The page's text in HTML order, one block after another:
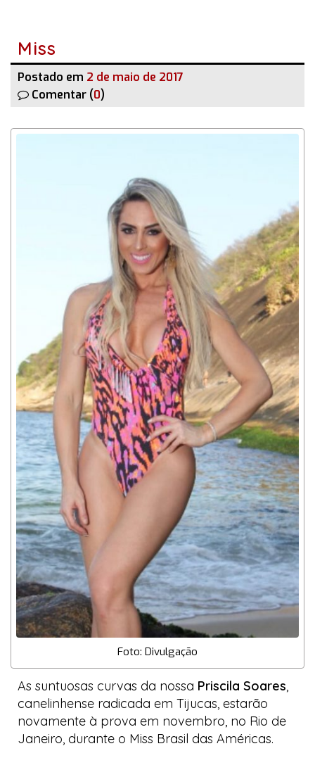
Miss
Postado em 2 de maio de 2017
Comentar (0)
Foto: Divulgação
As suntuosas curvas da nossa Priscila Soares,
canelinhense radicada em Tijucas, estarão
novamente à prova em novembro, no Rio de
Janeiro, durante o Miss Brasil das Américas.